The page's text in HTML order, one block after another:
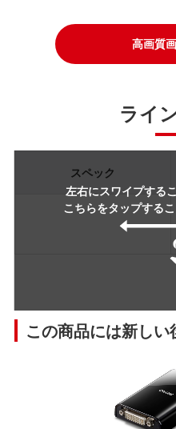
高画質
ライ
左右にスワイプする
こちらをタップする
スペック
この商品には新し